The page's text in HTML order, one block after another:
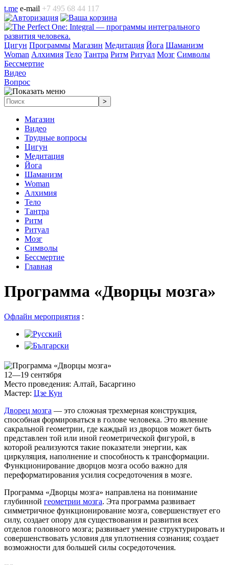
t.me e-mail +7 495 68 44 117
Цигун Программы Магазин Медитация Йога Шаманизм
Woman Алхимия Тело Тантра Ритм Ритуал Мозг Символы
Бессмертие
Видео
Вопрос
Магазин
Видео
Трудные вопросы
Цигун
Медитация
Йога
Шаманизм
Woman
Алхимия
Тело
Тантра
Ритм
Ритуал
Мозг
Символы
Бессмертие
Главная
Программа «Дворцы мозга»
Офлайн мероприятия :
12—19 сентября
Место проведения: Алтай, Басаргино
Мастер: Цзе Кун
Дворец мозга — это сложная трехмерная конструкция,
способная формироваться в голове человека. Это явление
сакральной геометрии, где каждый из дворцов может быть
представлен той или иной геометрической фигурой, в
которой реализуются такие показатели энергии, как
циркуляция, наполнение и способность к трансформации.
Функционирование дворцов мозга особо важно для
переформатирования усилия сосредоточения в мозге.
Программа «Дворцы мозга» направлена на понимание
глубинной геометрии мозга. Эта программа развивает
симметричное функционирование мозга, совершенствует его
силу, создает опору для существования и развития всех
отделов головного мозга; развивает умение структурировать и
совершенствовать условия для уплотнения сознания; создает
возможности для большей силы сосредоточения.